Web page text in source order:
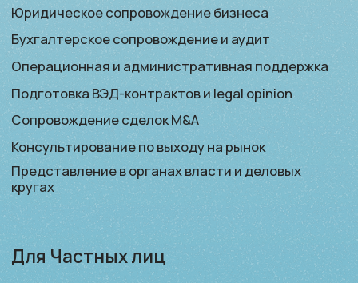
Оман
ОАЭ
Финансовое сопровождение
Подбор актива для приобретения или продажи
Консультирование по инвестициям
Открытие личных счётов и private banking
Финансовое сопровождение
Подбор актива для приобретения или продажи
Консультирование по инвестициям